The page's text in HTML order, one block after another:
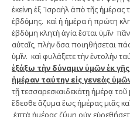
ἐκείνη ἐξ ᾿Ισραὴλ ἀπὸ τῆς
ἑβδόμης. καὶ ἡ ἡμέρα ἡ πρώτη
ἑβδόμη κλητὴ ἁγία ἔσται ὑμῖν·
αὐταῖς, πλὴν ὅσα ποιηθήσεται
ὑμῖν. καὶ φυλάξετε τὴν ἐντολὴν
ἐξάξω τὴν δύναμιν ὑμῶν ἐκ
ἡμέραν ταύτην εἰς γενεὰς
τῇ τεσσαρεσκαιδεκάτῃ ἡμέρᾳ
ἔδεσθε ἄζυμα ἕως ἡμέρας μιᾶς
ἑπτὰ ἡμέρας ζύμη οὐχ